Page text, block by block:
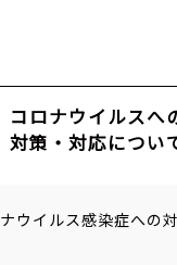
コロナウイルスへ
対策・対応につい
ウイルス感染症への